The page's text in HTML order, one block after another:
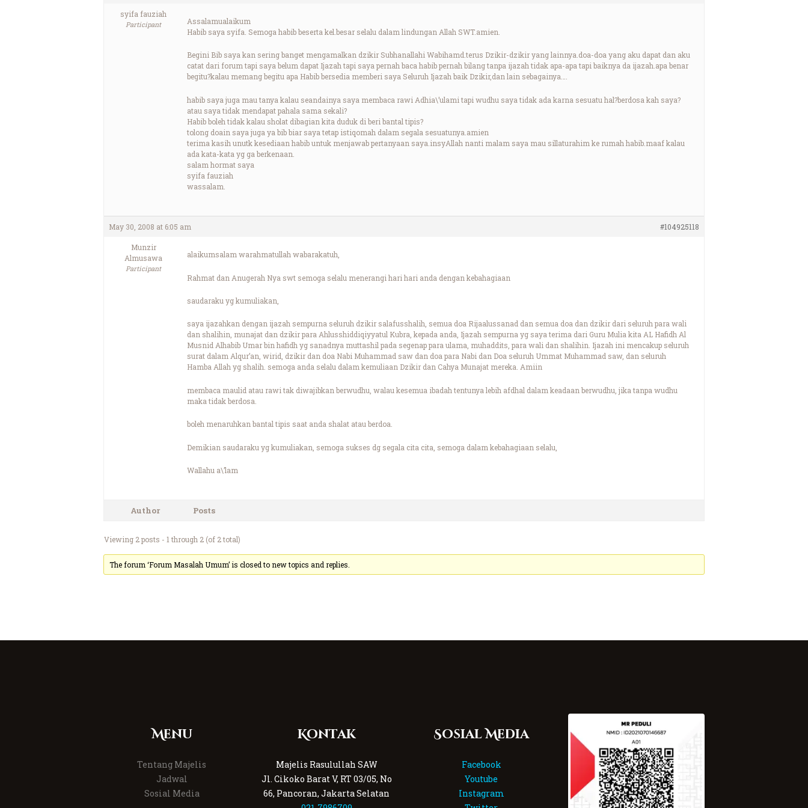
syifa fauziah
Participant
Assalamualaikum
Habib saya syifa. Semoga habib beserta kel.besar selalu dalam lindungan Allah SWT.amien.
Begini Bib saya kan sering banget mengamalkan dzikir Subhanallahi Wabihamd.terus Dzikir-dzikir yang lainnya.doa-doa yang aku dapat dan aku
catat dari forum tapi saya belum dapat Ijazah tapi saya pernah baca habib pernah bilang tanpa ijazah tidak apa-apa tapi baiknya da ijazah.apa benar
begitu?kalau memang begitu apa Habib bersedia memberi saya Seluruh Ijazah baik Dzikir,dan lain sebagainya….
habib saya juga mau tanya kalau seandainya saya membaca rawi Adhia\’ulami tapi wudhu saya tidak ada karna sesuatu hal?berdosa kah saya?
atau saya tidak mendapat pahala sama sekali?
Habib boleh tidak kalau sholat dibagian kita duduk di beri bantal tipis?
tolong doain saya juga ya bib biar saya tetap istiqomah dalam segala sesuatunya.amien
terima kasih unutk kesediaan habib untuk menjawab pertanyaan saya.insyAllah nanti malam saya mau sillaturahim ke rumah habib.maaf kalau
ada kata-kata yg ga berkenaan.
salam hormat saya
syifa fauziah
wassalam.
May 30, 2008 at 6:05 am #104925118
Munzir
Almusawa
Participant
alaikumsalam warahmatullah wabarakatuh,
Rahmat dan Anugerah Nya swt semoga selalu menerangi hari hari anda dengan kebahagiaan
saudaraku yg kumuliakan,
saya ijazahkan dengan ijazah sempurna seluruh dzikir salafusshalih, semua doa Rijaalussanad dan semua doa dan dzikir dari seluruh para wali
dan shalihin, munajat dan dzikir para Ahlusshiddiqiyyatul Kubra, kepada anda, Ijazah sempurna yg saya terima dari Guru Mulia kita AL Hafidh Al
Musnid Alhabib Umar bin hafidh yg sanadnya muttashil pada segenap para ulama, muhaddits, para wali dan shalihin. Ijazah ini mencakup seluruh
surat dalam Alqur’an, wirid, dzikir dan doa Nabi Muhammad saw dan doa para Nabi dan Doa seluruh Ummat Muhammad saw, dan seluruh
Hamba Allah yg shalih. semoga anda selalu dalam kemuliaan Dzikir dan Cahya Munajat mereka. Amiin
membaca maulid atau rawi tak diwajibkan berwudhu, walau kesemua ibadah tentunya lebih afdhal dalam keadaan berwudhu, jika tanpa wudhu
maka tidak berdosa.
boleh menaruhkan bantal tipis saat anda shalat atau berdoa.
Demikian saudaraku yg kumuliakan, semoga sukses dg segala cita cita, semoga dalam kebahagiaan selalu,
Wallahu a\’lam
Author Posts
Viewing 2 posts - 1 through 2 (of 2 total)
The forum ‘Forum Masalah Umum’ is closed to new topics and replies.
Menu
Tentang Majelis
Jadwal
Sosial Media
Kontak
Majelis Rasulullah SAW
Jl. Cikoko Barat V, RT 03/05, No
66, Pancoran, Jakarta Selatan
Sosial Media
Facebook
Youtube
Instagram